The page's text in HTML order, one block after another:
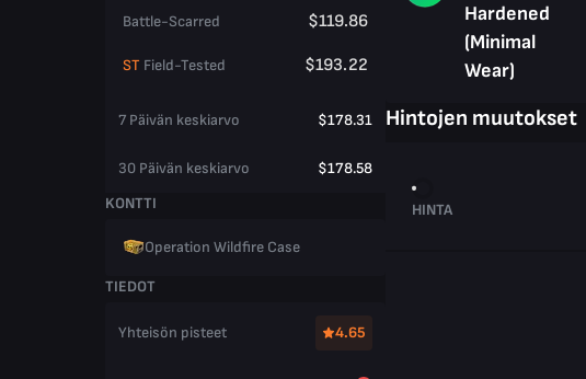
Battle-Scarred $119.86
ST Field-Tested $193.22
7 Päivän keskiarvo $178.31
30 Päivän keskiarvo
$178.58
KONTTI
Operation Wildfire Case
TIEDOT
Yhteisön pisteet 4.65
Hardened
(Minimal
Wear)
Hintojen muutokset
HINTA